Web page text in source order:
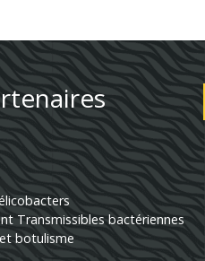
Transmissibles bactériennes
botulisme